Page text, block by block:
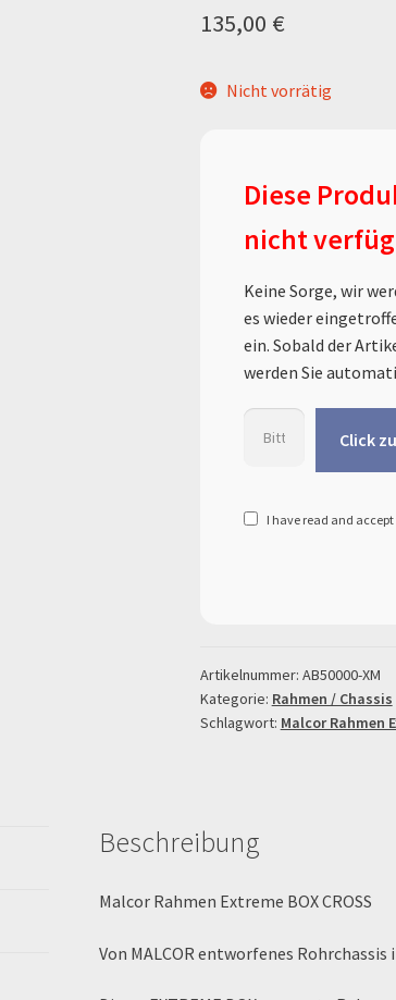
135,00 €
Nicht vorrätig
Diese
nicht
Keine Sorge, wir
es wieder
ein. Sobald der
werden Sie
I have read and
Artikelnummer: AB50000-XM
Kategorie: Rahmen / Chassis
Schlagwort: Malcor Rahmen
Beschreibung
Malcor Rahmen Extreme BOX CROSS
Von MALCOR entworfenes